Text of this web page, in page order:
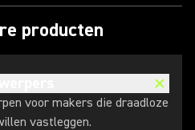
producten
voor makers die draadloze
vastleggen.